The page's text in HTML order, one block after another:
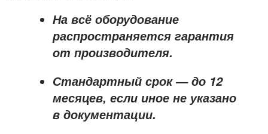
На всё оборудование
распространяется гарантия
от производителя.
Стандартный срок — до 12
месяцев, если иное не указано
в документации.